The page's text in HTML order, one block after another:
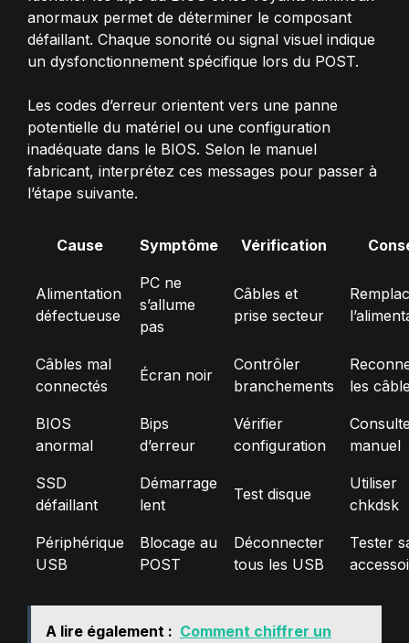
anormaux permet de déterminer le composant
défaillant. Chaque sonorité ou signal visuel indique
un dysfonctionnement spécifique lors du POST.
Les codes d’erreur orientent vers une panne
potentielle du matériel ou une configuration
inadéquate dans le BIOS. Selon le manuel
fabricant, interprétez ces messages pour passer à
l’étape suivante.
Cause Symptôme Vérification
Alimentation
défectueuse
PC ne
s’allume
pas
Câbles et
prise secteur
Câbles mal
connectés
Écran noir
Contrôler
branchements
les
BIOS
anormal
Bips
d’erreur
Vérifier
configuration
manuel
SSD
défaillant
Démarrage
lent
Test disque
Utiliser
chkdsk
Périphérique
USB
Blocage au
POST
Déconnecter
tous les USB
Tester
A lire également : Comment chiffrer un